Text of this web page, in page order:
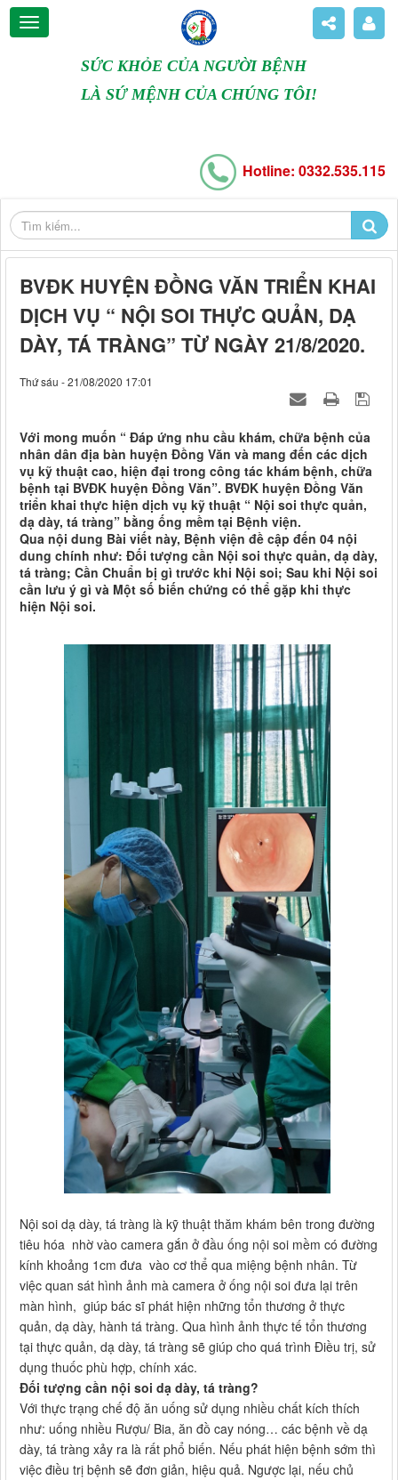
SỨC KHỎE CỦA NGƯỜI BỆNH
LÀ SỨ MỆNH CỦA CHÚNG TÔI!
Hotline: 0332.535.115
BVĐK HUYỆN ĐỒNG VĂN TRIỂN KHAI
DỊCH VỤ “ NỘI SOI THỰC QUẢN, DẠ
DÀY, TÁ TRÀNG” TỪ NGÀY 21/8/2020.
Thứ sáu - 21/08/2020 17:01
Với mong muốn “ Đáp ứng nhu cầu khám, chữa bệnh của
nhân dân địa bàn huyện Đồng Văn và mang đến các dịch
vụ kỹ thuật cao, hiện đại trong công tác khám bệnh, chữa
bệnh tại BVĐK huyện Đồng Văn”. BVĐK huyện Đồng Văn
triển khai thực hiện dịch vụ kỹ thuật “ Nội soi thực quản,
dạ dày, tá tràng” bằng ống mềm tại Bệnh viện.
Qua nội dung Bài viết này, Bệnh viện đề cập đến 04 nội
dung chính như: Đối tượng cần Nội soi thực quản, dạ dày,
tá tràng; Cần Chuẩn bị gì trước khi Nội soi; Sau khi Nội soi
cần lưu ý gì và Một số biến chứng có thể gặp khi thực
hiện Nội soi.
Nội soi dạ dày, tá tràng là kỹ thuật thăm khám bên trong đường
tiêu hóa nhờ vào camera gắn ở đầu ống nội soi mềm có đường
kính khoảng 1cm đưa vào cơ thể qua miệng bệnh nhân. Từ
việc quan sát hình ảnh mà camera ở ống nội soi đưa lại trên
màn hình, giúp bác sĩ phát hiện những tổn thương ở thực
quản, dạ dày, hành tá tràng. Qua hình ảnh thực tế tổn thương
tại thực quản, dạ dày, tá tràng sẽ giúp cho quá trình Điều trị, sử
dụng thuốc phù hợp, chính xác.
Đối tượng cần nội soi dạ dày, tá tràng?
Với thực trạng chế độ ăn uống sử dụng nhiều chất kích thích
như: uống nhiều Rượu/ Bia, ăn đồ cay nóng… các bệnh về dạ
dày, tá tràng xảy ra là rất phổ biến. Nếu phát hiện bệnh sớm thì
việc điều trị bệnh sẽ đơn giản, hiệu quả. Ngược lại, nếu chủ